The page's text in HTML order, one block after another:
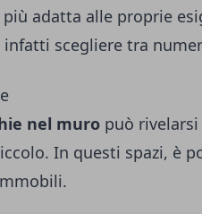
adatta alle proprie
infatti scegliere tra
nel muro può rivelarsi
In questi spazi, è